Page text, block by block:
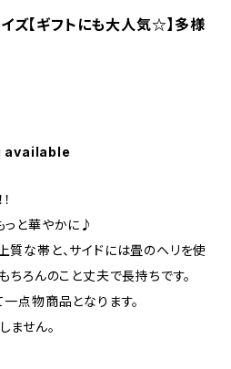
ズ【ギフトにも大人気☆】多様
available
っと華やかに♪
な帯と、サイドには畳のヘリを使
ちろんのこと丈夫で長持ちです。
点物商品となります。
せん。